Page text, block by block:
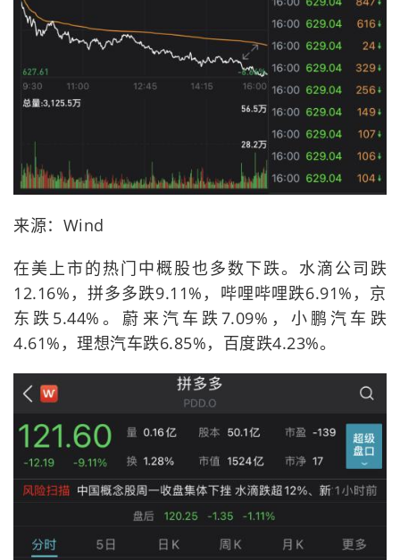
来源：Wind
在美上市的热门中概股也多数下跌。水滴公司跌
12.16%，拼多多跌9.11%，哔哩哔哩跌6.91%，京
东跌5.44%。蔚来汽车跌7.09%，小鹏汽车跌
4.61%，理想汽车跌6.85%，百度跌4.23%。